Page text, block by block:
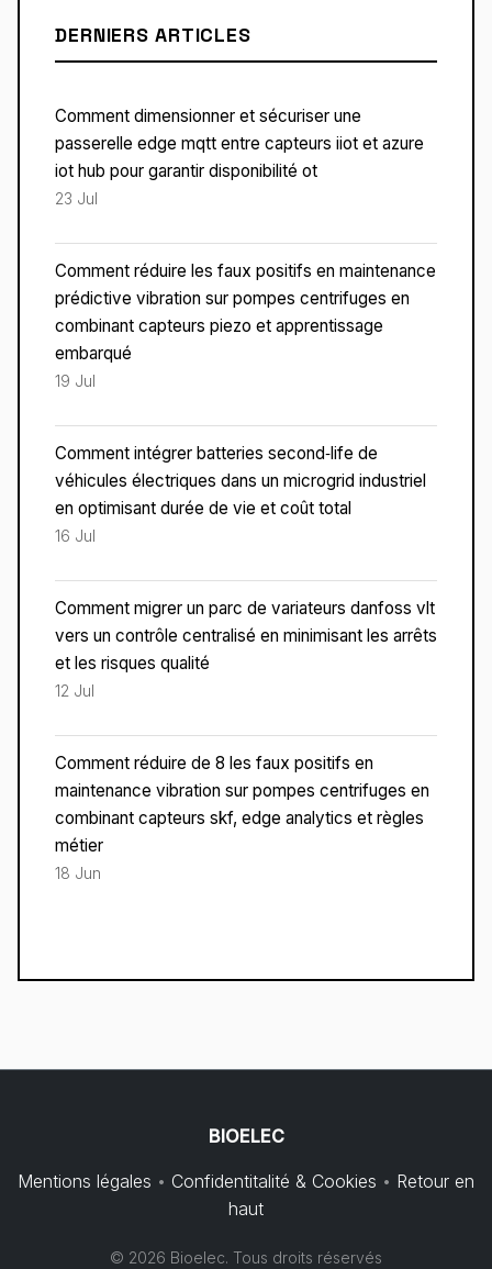
DERNIERS ARTICLES
Comment dimensionner et sécuriser une
passerelle edge mqtt entre capteurs iiot et azure
iot hub pour garantir disponibilité ot
23 Jul
Comment réduire les faux positifs en maintenance
prédictive vibration sur pompes centrifuges en
combinant capteurs piezo et apprentissage
embarqué
19 Jul
Comment intégrer batteries second‑life de
véhicules électriques dans un microgrid industriel
en optimisant durée de vie et coût total
16 Jul
Comment migrer un parc de variateurs danfoss vlt
vers un contrôle centralisé en minimisant les arrêts
et les risques qualité
12 Jul
Comment réduire de 8 les faux positifs en
maintenance vibration sur pompes centrifuges en
combinant capteurs skf, edge analytics et règles
métier
18 Jun
BIOELEC
Mentions légales • Confidentitalité & Cookies • Retour en
haut
© 2026 Bioelec. Tous droits réservés